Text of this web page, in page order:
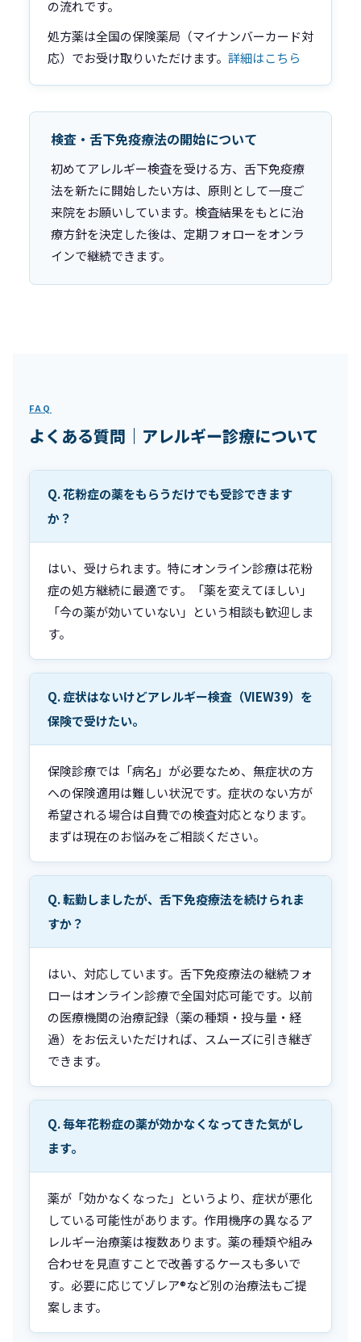
の流れです。
処方薬は全国の保険薬局（マイナンバーカード対
応）でお受け取りいただけます。 詳細はこちら
検査・舌下免疫療法の開始について
初めてアレルギー検査を受ける方、舌下免疫療
法を新たに開始したい方は、原則として一度ご
来院をお願いしています。検査結果をもとに治
療方針を決定した後は、定期フォローをオンラ
インで継続できます。
FAQ
よくある質問｜アレルギー診療について
Q. 花粉症の薬をもらうだけでも受診できます
か？
はい、受けられます。特にオンライン診療は花粉
症の処方継続に最適です。「薬を変えてほしい」
「今の薬が効いていない」という相談も歓迎しま
す。
Q. 症状はないけどアレルギー検査（VIEW39）を
保険で受けたい。
保険診療では「病名」が必要なため、無症状の方
への保険適用は難しい状況です。症状のない方が
希望される場合は自費での検査対応となります。
まずは現在のお悩みをご相談ください。
Q. 転勤しましたが、舌下免疫療法を続けられま
すか？
はい、対応しています。舌下免疫療法の継続フォ
ローはオンライン診療で全国対応可能です。以前
の医療機関の治療記録（薬の種類・投与量・経
過）をお伝えいただければ、スムーズに引き継ぎ
できます。
Q. 毎年花粉症の薬が効かなくなってきた気がし
ます。
薬が「効かなくなった」というより、症状が悪化
している可能性があります。作用機序の異なるア
レルギー治療薬は複数あります。薬の種類や組み
合わせを見直すことで改善するケースも多いで
す。必要に応じてゾレア®など別の治療法もご提
案します。